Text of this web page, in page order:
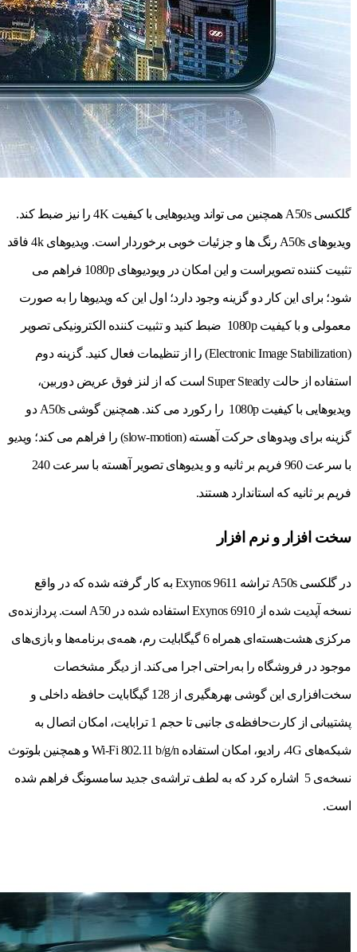
گلکسی A50s همچنین می تواند ویدیوهایی با کیفیت 4K را نیز ضبط کند.
ویدیوهای A50s رنگ ها و جزئیات خوبی برخوردار است. ویدیوهای 4k فاقد
تثبیت کننده تصویراست و این امکان در ویودیوهای 1080p فراهم می
شود؛ برای این کار دو گزینه وجود دارد؛ اول این که ویدیوها را به صورت
معمولی و با کیفیت 1080p ضبط کنید و تثبیت کننده الکترونیکی تصویر
(Electronic Image Stabilization) را از تنظیمات فعال کنید. گزینه دوم
استفاده از حالت Super Steady است که از لنز فوق عریض دوربین،
ویدیوهایی با کیفیت 1080p را رکورد می کند. همچنین گوشی A50s دو
گزینه برای ویدوهای حرکت آهسته (slow-motion) را فراهم می کند؛ ویدیو
با سرعت 960 فریم بر ثانیه و و یدیوهای تصویر آهسته با سرعت 240
فریم بر ثانیه که استاندارد هستند.
سخت افزار و نرم افزار
در گلکسی A50s تراشه Exynos 9611 به کار گرفته شده که در واقع
نسخه آپدیت شده از Exynos 6910 استفاده شده در A50 است. پردازنده‌ی
مرکزی هشت‌هسته‌ای همراه 6 گیگابایت رم، همه‌ی برنامه‌ها و بازی‌های
موجود در فروشگاه را به‌راحتی اجرا می‌کند. از دیگر مشخصات
سخت‌افزاری این گوشی بهره‎گیری از 128 گیگابایت حافظه داخلی و
پشتیبانی از کارت‌حافظه‌ی جانبی تا حجم 1 ترابایت، امکان اتصال به
شبکه‌های 4G، رادیو، امکان استفاده Wi-Fi 802.11 b/g/n و همچنین بلوتوث
نسخه‌ی 5 اشاره کرد که به لطف تراشه‌ی جدید سامسونگ فراهم شده
است.